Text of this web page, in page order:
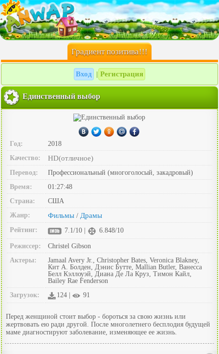
Градиент позитива!!!
Вход Регистрация
Единственный выбор
Год:
2018
Качество:
HD(отличное)
Перевод:
Профессиональный (многоголосый, закадровый)
Время:
01:27:48
Страна:
США
Жанр:
Фильмы / Драмы
Рейтинг: 7.1/10 | 6.848/10
Режиссер:
Christel Gibson
Актеры:
Jamaal Avery Jr., Christopher Bates, Veronica Blakney,
Кит А. Болден, Дэнис Бутте, Mallian Butler, Ванесса
Белл Кэллоуэй, Диана Де Ла Круз, Тимон Кайл,
Bailey Rae Fenderson
Загрузок:
124 | 91
Перед женщиной стоит выбор - бороться за свою жизнь или
жертвовать ею ради другой. После многолетнего бесплодия будущей
маме диагностируют заболевание, изменяющее ее жизнь.